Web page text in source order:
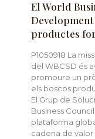
El World
productes
P1050918 La
del WBCSD és
promoure un
els boscos
El Grup de
Business
plataforma
cadena de